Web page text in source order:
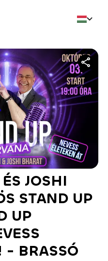
JOSHI
STAND UP
UP
- BRASSÓ